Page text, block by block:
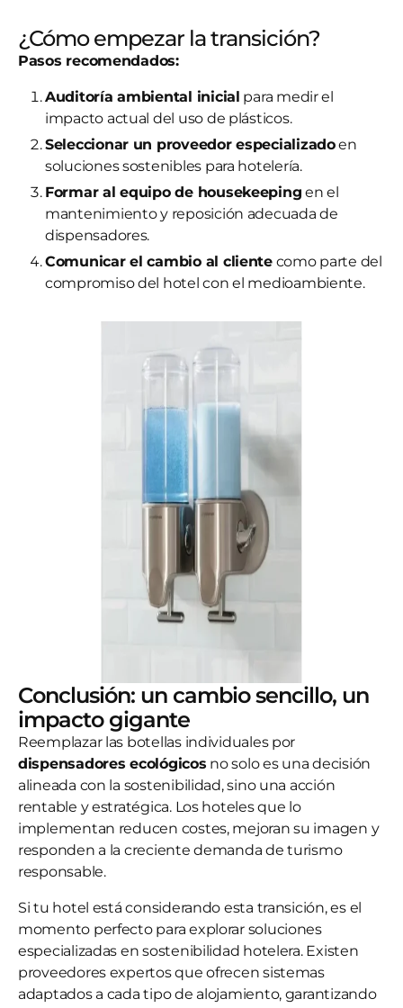
¿Cómo empezar la transición?
Pasos recomendados:
Auditoría ambiental inicial para medir el
impacto actual del uso de plásticos.
Seleccionar un proveedor especializadoen
soluciones sostenibles para hotelería.
Formar al equipo de housekeeping en el
mantenimiento y reposición adecuada de
dispensadores.
Comunicar el cambio al clientecomo parte del
compromiso del hotel con el medioambiente.
Conclusión: un cambio sencillo, un
impacto gigante
Reemplazar las botellas individuales por
dispensadores ecológicos no solo es una decisión
alineada con la sostenibilidad, sino una acción
rentable y estratégica. Los hoteles que lo
implementan reducen costes, mejoran su imagen y
responden a la creciente demanda de turismo
responsable.
Si tu hotel está considerando esta transición, es el
momento perfecto para explorar soluciones
especializadas en sostenibilidad hotelera. Existen
proveedores expertos que ofrecen sistemas
adaptados a cada tipo de alojamiento, garantizando